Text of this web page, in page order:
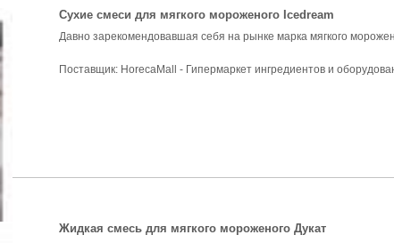
Сухие смеси для мягкого мороженого Icedream
Давно зарекомендовавшая себя на рынке марка мягкого
Поставщик: HorecaMall - Гипермаркет ингредиентов и
Жидкая смесь для мягкого мороженого Дукат